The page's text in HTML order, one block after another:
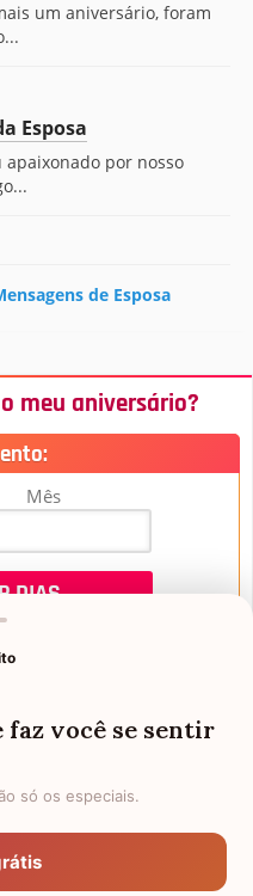
um aniversário, foram
Esposa
apaixonado por nosso
de Esposa
meu aniversário?
Mês
FALTAM 3 DIAS PARA O MEU
ANIVERSÁRIO
faz você se sentir
só os especiais.